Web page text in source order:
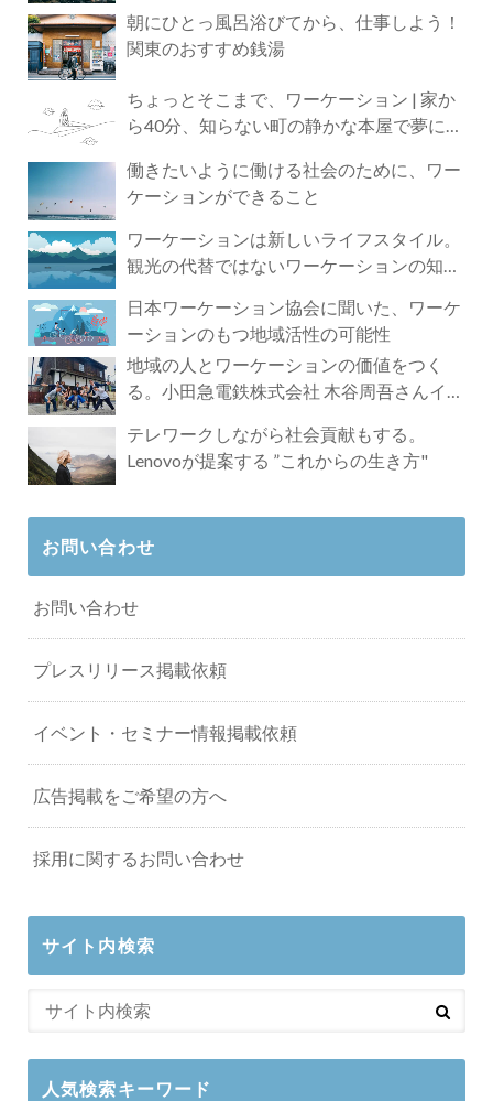
朝にひとっ風呂浴びてから、仕事しよう！
関東のおすすめ銭湯
ちょっとそこまで、ワーケーション | 家か
ら40分、知らない町の静かな本屋で夢に近
働きたいように働ける社会のために、ワー
ケーションができること
ワーケーションは新しいライフスタイル。
観光の代替ではないワーケーションの知ら
日本ワーケーション協会に聞いた、ワーケ
ーションのもつ地域活性の可能性
地域の人とワーケーションの価値をつく
る。小田急電鉄株式会社 木谷周吾さんイン
テレワークしながら社会貢献もする。
Lenovoが提案する ”これからの生き方"
お問い合わせ
お問い合わせ
プレスリリース掲載依頼
イベント・セミナー情報掲載依頼
広告掲載をご希望の方へ
採用に関するお問い合わせ
サイト内検索
人気検索キーワード